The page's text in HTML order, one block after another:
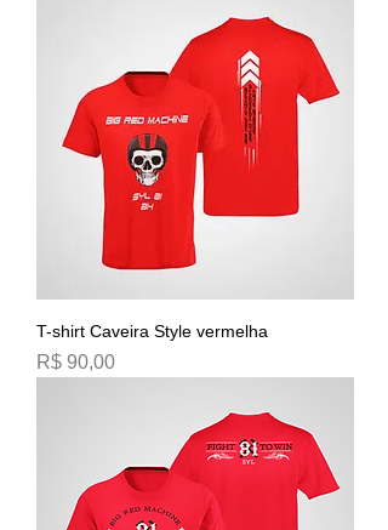
T-shirt Caveira Style vermelha
Preço
R$ 90,00